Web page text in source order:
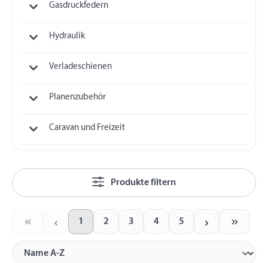
Gasdruckfedern
Hydraulik
Verladeschienen
Planenzubehör
Caravan und Freizeit
Produkte filtern
Seite
1 2 3 4 5